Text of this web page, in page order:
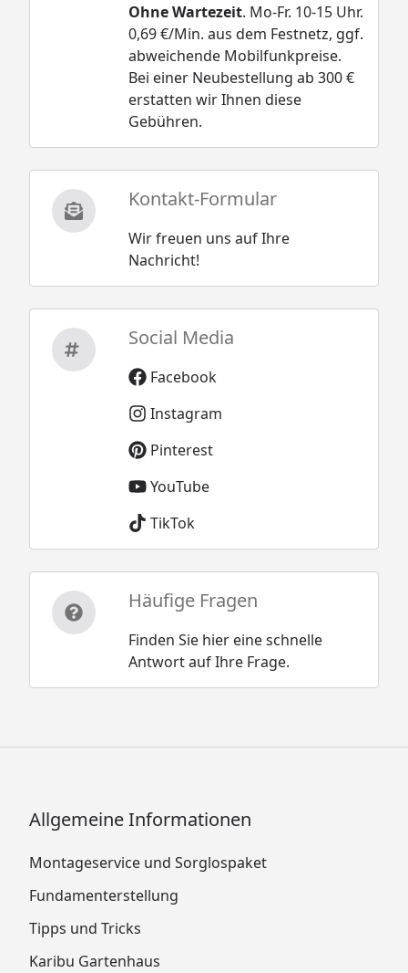
Ohne Wartezeit. Mo-Fr. 10-15 Uhr.
0,69 €/Min. aus dem Festnetz, ggf.
abweichende Mobilfunkpreise.
Bei einer Neubestellung ab 300 €
erstatten wir Ihnen diese
Gebühren.
Kontakt-Formular
Wir freuen uns auf Ihre
Nachricht!
Social Media
Facebook
Instagram
Pinterest
YouTube
TikTok
Häufige Fragen
Finden Sie hier eine schnelle
Antwort auf Ihre Frage.
Allgemeine Informationen
Montageservice und Sorglospaket
Fundamenterstellung
Tipps und Tricks
Karibu Gartenhaus